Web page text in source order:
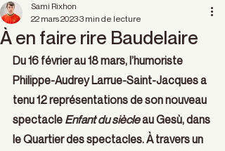
À en faire rire Baudelaire
Sami Rixhon
22 mars 20233 min de lecture
Du 16 février au 18 mars, l’humoriste
Philippe-Audrey Larrue-Saint-Jacques a
tenu 12 représentations de son nouveau
spectacle Enfant du siècle au Gesù, dans
le Quartier des spectacles. À travers un